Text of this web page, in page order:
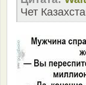
Чет